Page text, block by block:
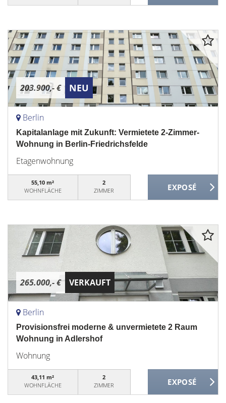
203.900,- € NEU
Berlin
Kapitalanlage mit Zukunft: Vermietete 2-Zimmer-
Wohnung in Berlin-Friedrichsfelde
Etagenwohnung
55,10 m²
WOHNFLÄCHE
2
ZIMMER
265.000,- € VERKAUFT
Berlin
Provisionsfrei moderne & unvermietete 2 Raum
Wohnung in Adlershof
Wohnung
43,11 m²
WOHNFLÄCHE
2
ZIMMER